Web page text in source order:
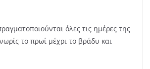
όλες τις ημέρες της
το πρωί μέχρι το βράδυ και